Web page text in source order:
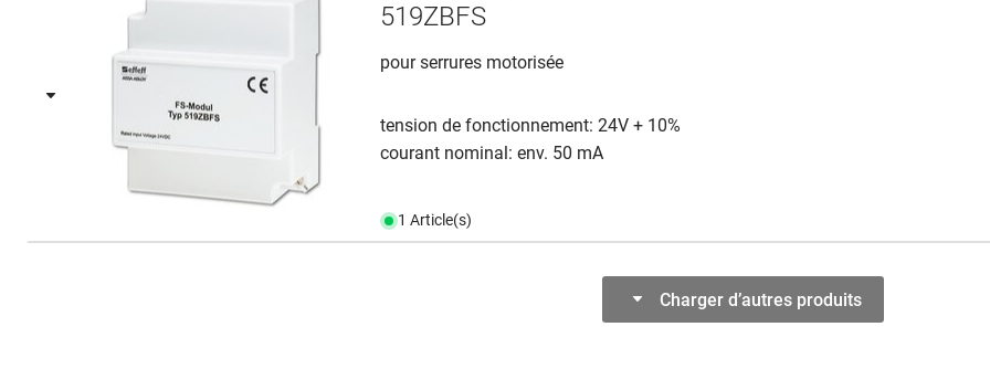
519ZBFS
pour serrures motorisée
tension de fonctionnement: 24V + 10%
courant nominal: env. 50 mA
1 Article(s)
Charger d’autres produits